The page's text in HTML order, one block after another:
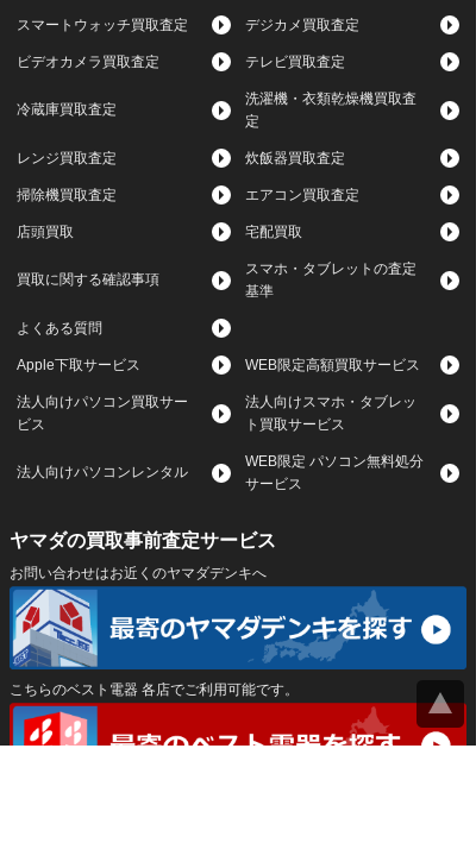
スマートウォッチ買取査定 デジカメ買取査定
ビデオカメラ買取査定 テレビ買取査定
冷蔵庫買取査定
洗濯機・衣類乾燥機買取査
定
レンジ買取査定 炊飯器買取査定
掃除機買取査定 エアコン買取査定
店頭買取 宅配買取
買取に関する確認事項
スマホ・タブレットの査定
基準
よくある質問
Apple下取サービス WEB限定高額買取サービス
法人向けパソコン買取サー
ビス
法人向けスマホ・タブレッ
ト買取サービス
法人向けパソコンレンタル
WEB限定 パソコン無料処分
サービス
ヤマダの買取事前査定サービス
お問い合わせはお近くのヤマダデンキへ
こちらのベスト電器 各店でご利用可能です。